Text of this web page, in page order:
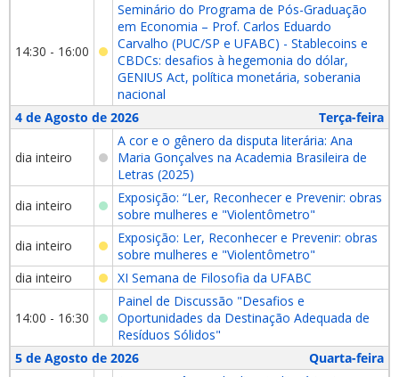
14:30 - 16:00
Seminário do Programa de Pós-Graduação
em Economia – Prof. Carlos Eduardo
Carvalho (PUC/SP e UFABC) - Stablecoins e
CBDCs: desafios à hegemonia do dólar,
GENIUS Act, política monetária, soberania
nacional
4 de Agosto de 2026
Terça-feira
dia inteiro
A cor e o gênero da disputa literária: Ana
Maria Gonçalves na Academia Brasileira de
Letras (2025)
dia inteiro
Exposição: “Ler, Reconhecer e Prevenir: obras
sobre mulheres e "Violentômetro"
dia inteiro
Exposição: Ler, Reconhecer e Prevenir: obras
sobre mulheres e "Violentômetro"
dia inteiro
XI Semana de Filosofia da UFABC
14:00 - 16:30
Painel de Discussão "Desafios e
Oportunidades da Destinação Adequada de
Resíduos Sólidos"
5 de Agosto de 2026
Quarta-feira